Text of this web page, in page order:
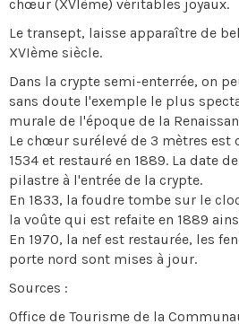
chœur (XVIème) véritables joyaux.
Le transept, laisse apparaître de
XVIème siècle.
Dans la crypte semi-enterrée, on
sans doute l'exemple le plus
murale de l'époque de la
Le chœur surélevé de 3 mètres est
1534 et restauré en 1889. La date
pilastre à l'entrée de la crypte.
En 1833, la foudre tombe sur le
la voûte qui est refaite en 1889
En 1970, la nef est restaurée, les
porte nord sont mises à jour.
Sources :
Office de Tourisme de la